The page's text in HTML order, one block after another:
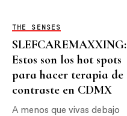
THE SENSES
SLEFCAREMAXXING:
Estos son los hot spots
para hacer terapia de
contraste en CDMX
A menos que vivas debajo